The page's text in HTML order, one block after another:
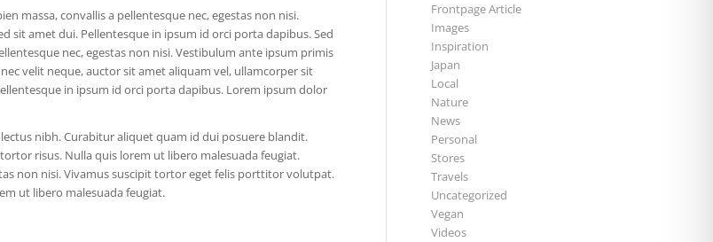
massa, convallis a pellentesque nec, egestas non nisi.
sit amet dui. Pellentesque in ipsum id orci porta dapibus. Sed
nec, egestas non nisi. Vestibulum ante ipsum primis
velit neque, auctor sit amet aliquam vel, ullamcorper sit
in ipsum id orci porta dapibus. Lorem ipsum dolor
nibh. Curabitur aliquet quam id dui posuere blandit.
risus. Nulla quis lorem ut libero malesuada feugiat.
non nisi. Vivamus suscipit tortor eget felis porttitor volutpat.
ut libero malesuada feugiat.
Frontpage Article
Images
Inspiration
Japan
Local
Nature
News
Personal
Stores
Travels
Uncategorized
Vegan
Videos